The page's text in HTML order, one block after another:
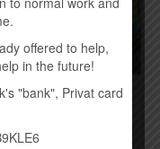
СМІЄ БУТИ В НАС
УКРАЇНСЬКОГО
offered to help,
in the future!
"bank", Privat card